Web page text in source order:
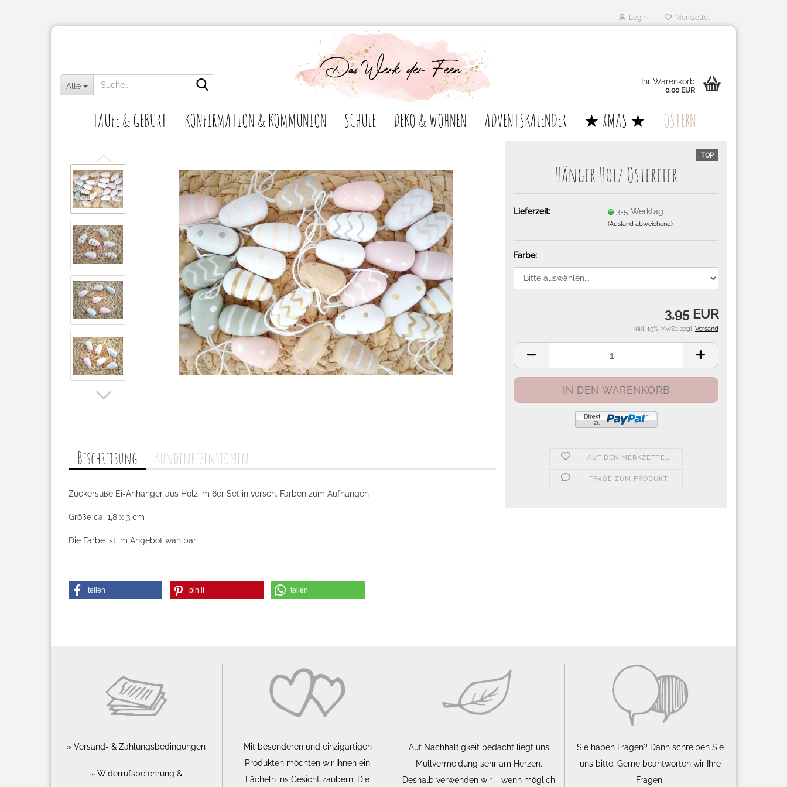
Login Merkzettel
Alle Ihr Warenkorb
0,00 EUR
TAUFE & GEBURT KONFIRMATION & KOMMUNION SCHULE DEKO & WOHNEN ADVENTSKALENDER ★ XMAS ★ OSTERN
TOP
Hän­ger Holz Os­ter­ei­er
Lieferzeit: 3-5 Werktag
(Ausland abweichend)
Farbe:
3,95 EUR
inkl. 19% MwSt. zzgl. Versand
AUF DEN MERKZETTEL
FRAGE ZUM PRODUKT
Beschreibung Kundenrezensionen
Zuckersüße Ei-Anhänger aus Holz im 6er Set in versch. Farben zum Aufhängen
Größe ca. 1,8 x 3 cm
Die Farbe ist im Angebot wählbar
teilen pin it teilen
Versand- & Zahlungsbedingungen
Widerrufsbelehrung &
Mit besonderen und einzigartigen
Produkten möchten wir Ihnen ein
Lächeln ins Gesicht zaubern. Die
Auf Nachhaltigkeit bedacht liegt uns
Müllvermeidung sehr am Herzen.
Deshalb verwenden wir – wenn möglich
Sie haben Fragen? Dann schreiben Sie
uns bitte. Gerne beantworten wir Ihre
Fragen.